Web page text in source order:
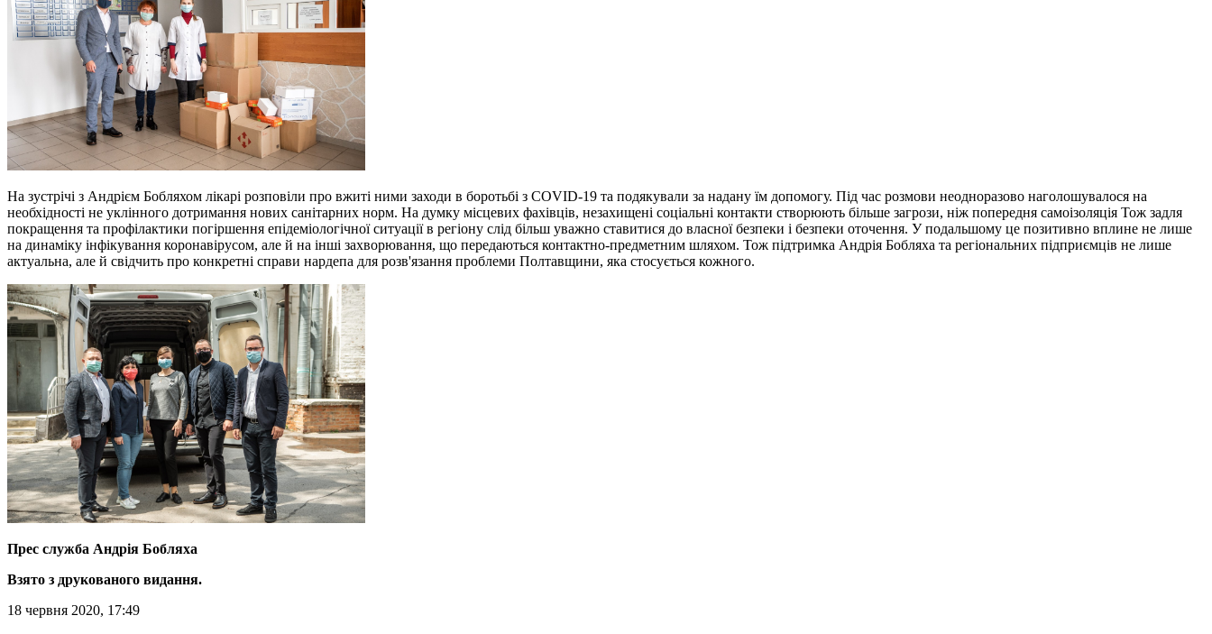
На зустрічі з Андрієм Бобляхом лікарі розповіли про вжиті ними заходи в боротьбі з СOVID-19 та подякували за надану їм допомогу. Під час розмови неодноразово наголошувалося на
необхідності не уклінного дотримання нових санітарних норм. На думку місцевих фахівців, незахищені соціальні контакти створюють більше загрози, ніж попередня самоізоляція Тож задля
покращення та профілактики погіршення епідеміологічної ситуації в регіону слід більш уважно ставитися до власної безпеки і безпеки оточення. У подальшому це позитивно вплине не лише
на динаміку інфікування коронавірусом, але й на інші захворювання, що передаються контактно-предметним шляхом. Тож підтримка Андрія Бобляха та регіональних підприємців не лише
актуальна, але й свідчить про конкретні справи нардепа для розв'язання проблеми Полтавщини, яка стосується кожного.
Прес служба Андрія Бобляха
Взято з друкованого видання.
18 червня 2020, 17:49